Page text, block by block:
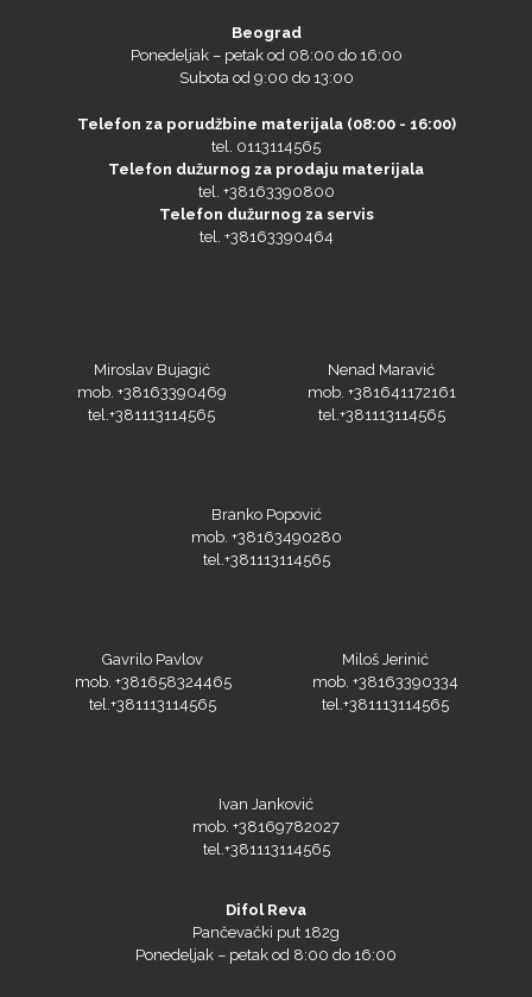
NAZDAR
PlastGrommet
Prime Vision
Beograd
Ponedeljak – petak od 08:00 do 16:00
Subota od 9:00 do 13:00
Telefon za porudžbine materijala (08:00 - 16:00)
tel. 0113114565
Telefon dužurnog za prodaju materijala
tel. +38163390800
Telefon dužurnog za servis
tel. +38163390464
Miroslav Bujagić
mob. +38163390469
tel.+381113114565
Nenad Maravić
mob. +381641172161
tel.+381113114565
Branko Popović
mob. +38163490280
tel.+381113114565
Gavrilo Pavlov
mob. +381658324465
tel.+381113114565
Miloš Jerinić
mob. +38163390334
tel.+381113114565
Ivan Janković
mob. +38169782027
tel.+381113114565
Difol Reva
Pančevački put 182g
Ponedeljak – petak od 8:00 do 16:00